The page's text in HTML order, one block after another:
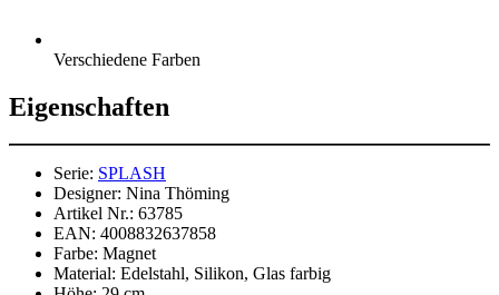
Verschiedene Farben
Eigenschaften
Serie: SPLASH
Designer: Nina Thöming
Artikel Nr.: 63785
EAN: 4008832637858
Farbe: Magnet
Material: Edelstahl, Silikon, Glas farbig